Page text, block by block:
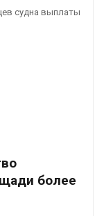
судна выплаты
более